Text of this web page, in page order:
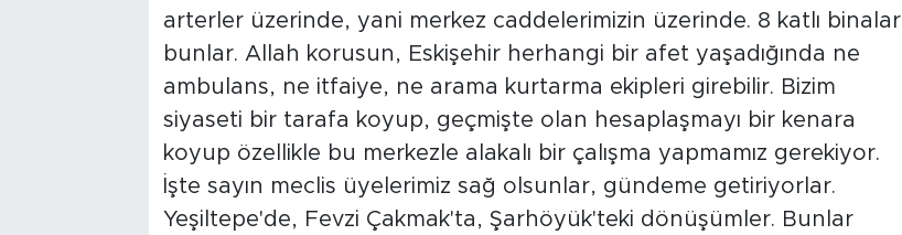
arterler üzerinde, yani merkez caddelerimizin üzerinde. 8 katlı binalar
bunlar. Allah korusun, Eskişehir herhangi bir afet yaşadığında ne
ambulans, ne itfaiye, ne arama kurtarma ekipleri girebilir. Bizim
siyaseti bir tarafa koyup, geçmişte olan hesaplaşmayı bir kenara
koyup özellikle bu merkezle alakalı bir çalışma yapmamız gerekiyor.
İşte sayın meclis üyelerimiz sağ olsunlar, gündeme getiriyorlar.
Yeşiltepe'de, Fevzi Çakmak'ta, Şarhöyük'teki dönüşümler. Bunlar